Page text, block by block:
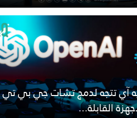
آي تتجه لدمج تشات جي بي تي
القابلة...